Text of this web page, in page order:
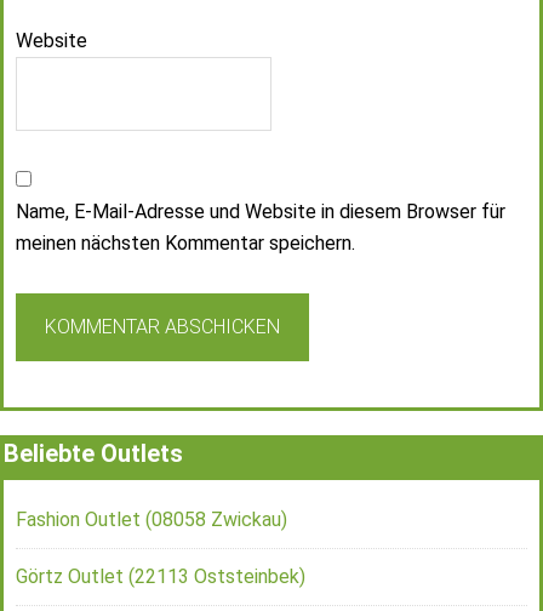
Website
Name, E-Mail-Adresse und Website in diesem Browser für
meinen nächsten Kommentar speichern.
Beliebte Outlets
Fashion Outlet (08058 Zwickau)
Görtz Outlet (22113 Oststeinbek)